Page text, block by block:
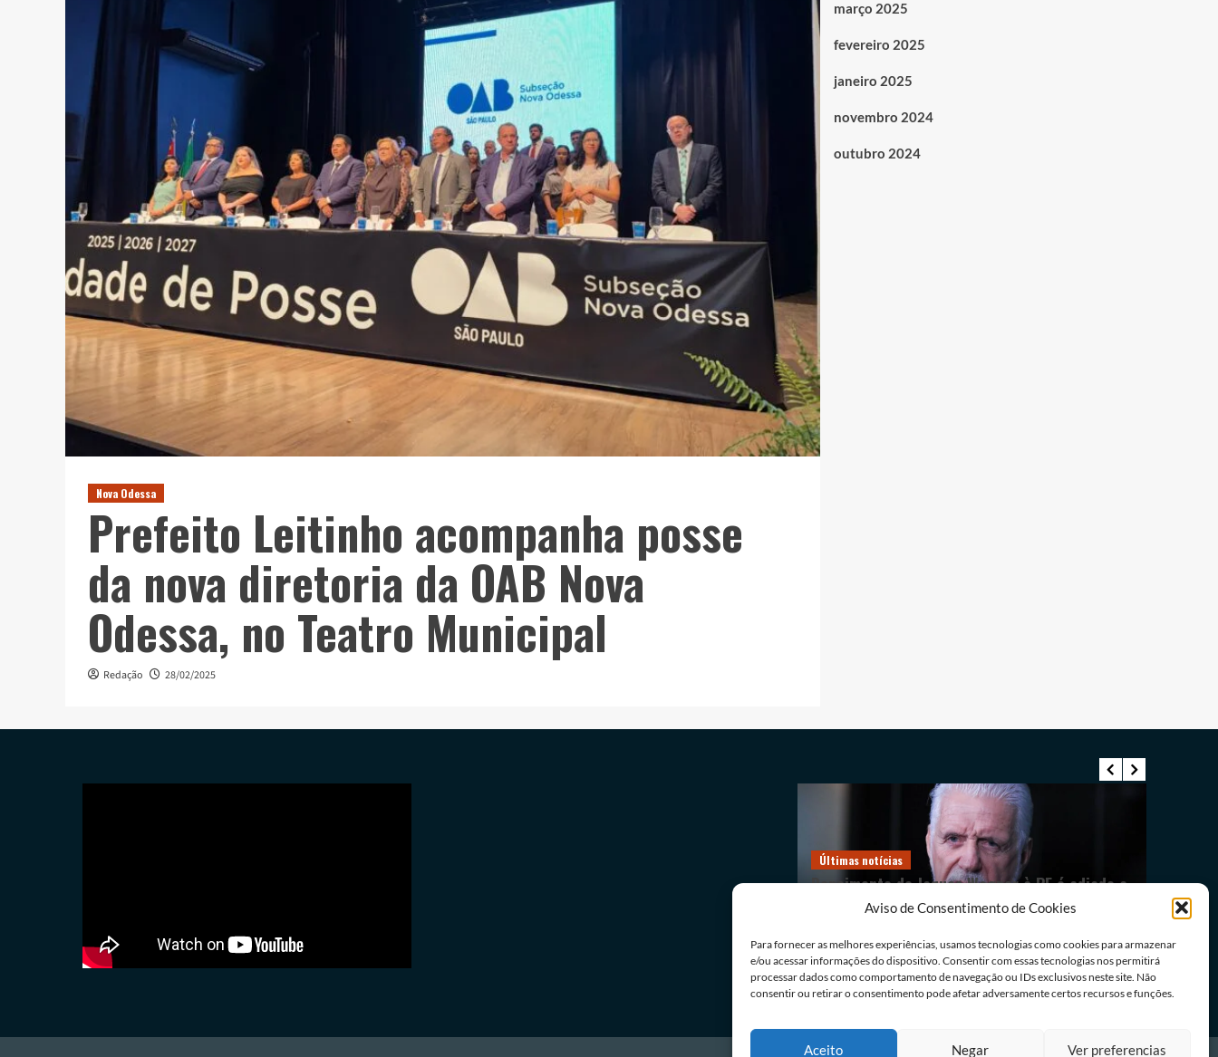
Aviso de Consentimento de Cookies
Para fornecer as melhores experiências, usamos tecnologias como cookies para armazenar
e/ou acessar informações do dispositivo. Consentir com essas tecnologias nos permitirá
processar dados como comportamento de navegação ou IDs exclusivos neste site. Não
consentir ou retirar o consentimento pode afetar adversamente certos recursos e funções.
Aceito Negar Ver preferencias
Nova Odessa
Prefeito Leitinho acompanha posse
da nova diretoria da OAB Nova
Odessa, no Teatro Municipal
Redação 28/02/2025
março 2025
fevereiro 2025
janeiro 2025
novembro 2024
outubro 2024
Últimas notícias
Depoimento de Jaques Wagner à PF é adiado a
pedido da defesa
STF
que